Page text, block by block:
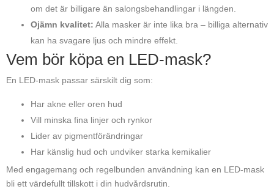
om det är billigare än salongsbehandlingar i längden.
Ojämn kvalitet: Alla masker är inte lika bra – billiga alternativ
kan ha svagare ljus och mindre effekt.
Vem bör köpa en LED-mask?
En LED-mask passar särskilt dig som:
Har akne eller oren hud
Vill minska fina linjer och rynkor
Lider av pigmentförändringar
Har känslig hud och undviker starka kemikalier
Med engagemang och regelbunden användning kan en LED-mask
bli ett värdefullt tillskott i din hudvårdsrutin.